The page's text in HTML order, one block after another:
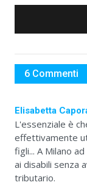
6 Commenti
Elisabetta
L'essenziale è
effettivamente
figli... A Milano
ai disabili senza
tributario.